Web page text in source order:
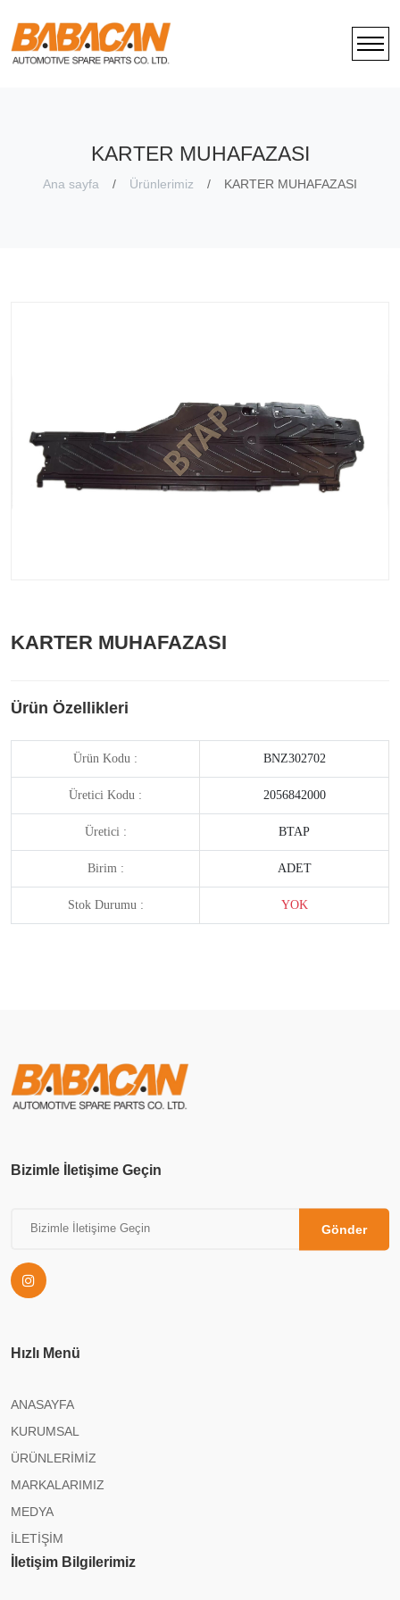
KARTER MUHAFAZASI
Ana sayfa Ürünlerimiz KARTER MUHAFAZASI
KARTER MUHAFAZASI
Ürün Özellikleri
Ürün Kodu : BNZ302702
Üretici Kodu : 2056842000
Üretici : BTAP
Birim : ADET
Stok Durumu : YOK
Bizimle İletişime Geçin
Gönder
Hızlı Menü
ANASAYFA
KURUMSAL
ÜRÜNLERİMİZ
MARKALARIMIZ
MEDYA
İLETİŞİM
İletişim Bilgilerimiz